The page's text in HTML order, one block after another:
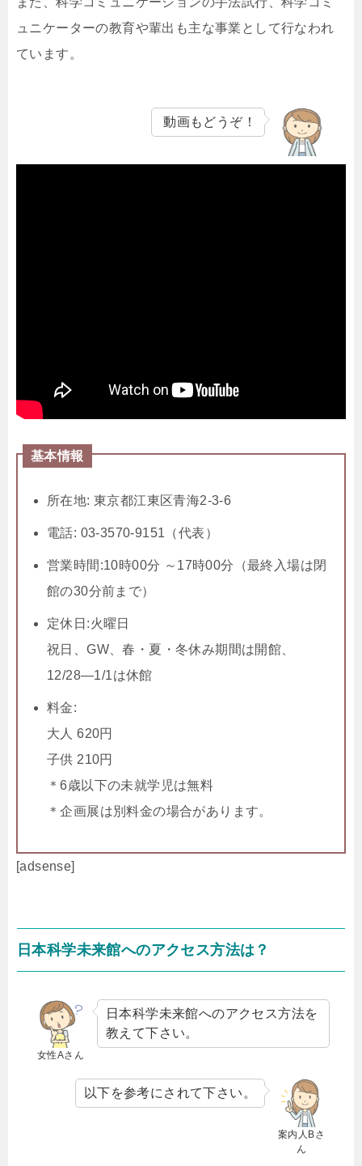
ュニケーターの教育や輩出も主な事業として行なわれ
ています。
動画もどうぞ！
基本情報
所在地: 東京都江東区青海2-3-6
電話: 03-3570-9151（代表）
営業時間:10時00分 ～17時00分（最終入場は閉
館の30分前まで）
定休日:火曜日
祝日、GW、春・夏・冬休み期間は開館、
12/28―1/1は休館
料金:
大人 620円
子供 210円
＊6歳以下の未就学児は無料
＊企画展は別料金の場合があります。
[adsense]
日本科学未来館へのアクセス方法は？
女性Aさん
日本科学未来館へのアクセス方法を
教えて下さい。
案内人Bさ
ん
以下を参考にされて下さい。